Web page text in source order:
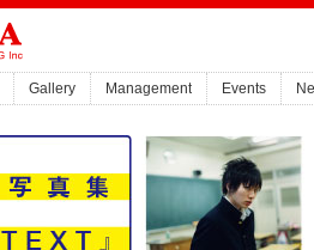
Gallery Management Events